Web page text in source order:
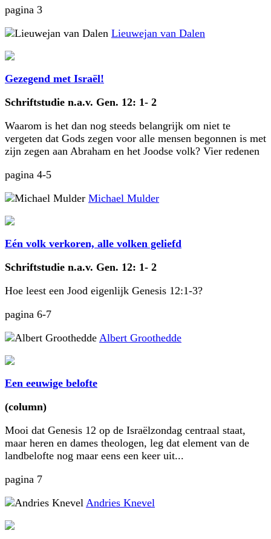
pagina 3
Lieuwejan van Dalen
Gezegend met Israël!
Schriftstudie n.a.v. Gen. 12: 1- 2
Waarom is het dan nog steeds belangrijk om niet te
vergeten dat Gods zegen voor alle mensen begonnen is met
zijn zegen aan Abraham en het Joodse volk? Vier redenen
pagina 4-5
Michael Mulder
Eén volk verkoren, alle volken geliefd
Schriftstudie n.a.v. Gen. 12: 1- 2
Hoe leest een Jood eigenlijk Genesis 12:1-3?
pagina 6-7
Albert Groothedde
Een eeuwige belofte
(column)
Mooi dat Genesis 12 op de Israëlzondag centraal staat,
maar heren en dames theologen, leg dat element van de
landbelofte nog maar eens een keer uit...
pagina 7
Andries Knevel